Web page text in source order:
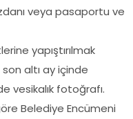
veya pasaportu ve
yapıştırılmak
altı ay içinde
vesikalık fotoğrafı.
Belediye Encümeni